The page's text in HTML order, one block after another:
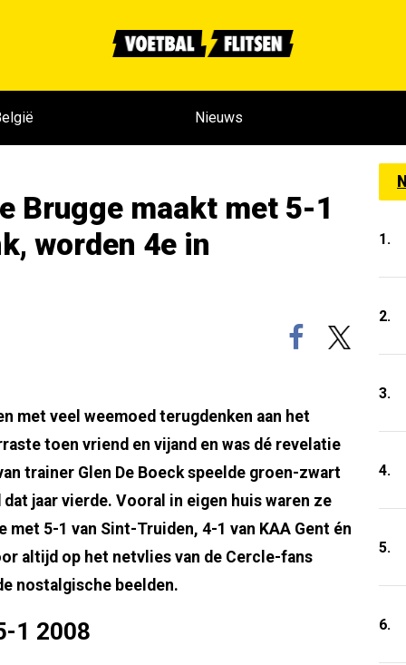
Nieuws
Brugge maakt met 5-1
worden 4e in
met veel weemoed terugdenken aan het
toen vriend en vijand en was dé revelatie
trainer Glen De Boeck speelde groen-zwart
jaar vierde. Vooral in eigen huis waren ze
5-1 van Sint-Truiden, 4-1 van KAA Gent én
altijd op het netvlies van de Cercle-fans
nostalgische beelden.
1 2008
1.
2.
3.
4.
5.
6.